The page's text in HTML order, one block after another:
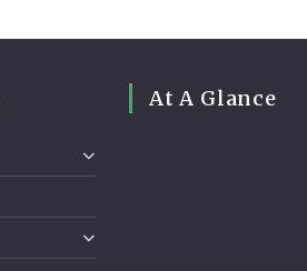
At A Glance